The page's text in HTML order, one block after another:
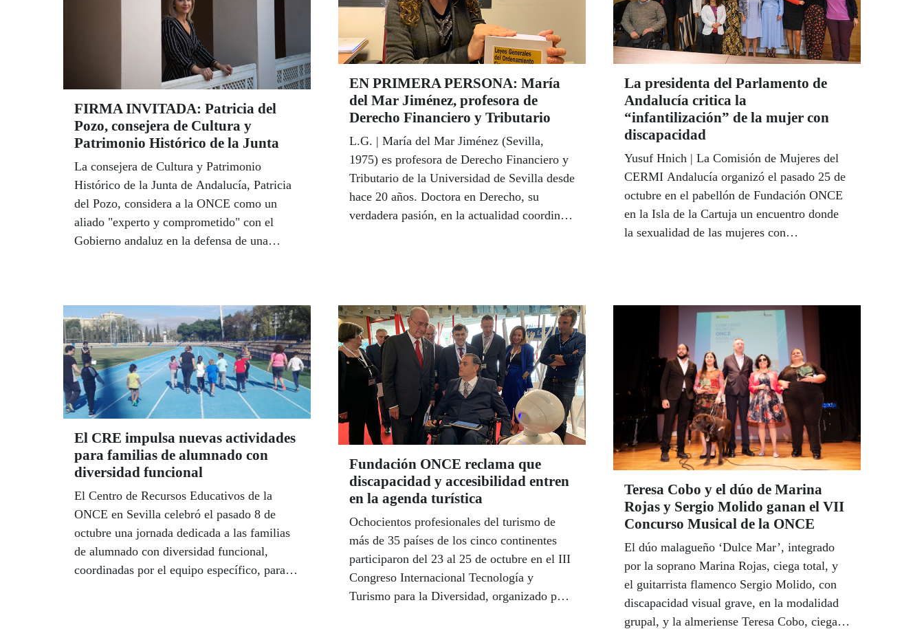
talentos musicales.
que pone en juego un premio de once
millones de euros y once premios de un
millón y además de once premios de
111.000 euros, entre otros muchos que
suman más de 43 millones de euros en
premios.
FIRMA INVITADA: Patricia del
Pozo, consejera de Cultura y
Patrimonio Histórico de la Junta
La consejera de Cultura y Patrimonio
Histórico de la Junta de Andalucía, Patricia
del Pozo, considera a la ONCE como un
aliado "experto y comprometido" con el
Gobierno andaluz en la defensa de una
el acceso universal a la cultura pero lanza un
mensaje de confianza porque considera que
las artes, las letras y las músicas "son el
impulso para construir una sociedad más
inclusiva, creativa y sostenible".
EN PRIMERA PERSONA: María
del Mar Jiménez, profesora de
Derecho Financiero y Tributario
L.G. | María del Mar Jiménez (Sevilla,
1975) es profesora de Derecho Financiero y
Tributario de la Universidad de Sevilla desde
hace 20 años. Doctora en Derecho, su
verdadera pasión, en la actualidad coordina
años, sus alumnos se sorprenden el primer
día, los diez primeros minutos, poco más. Su
contundencia, energía y vitalidad despeja
cualquier duda entre los estudiantes, de los
que ella se declara muy, muy orgullosa.
“Tengo una voluntad de hierro”, sostiene.
La presidenta del Parlamento de
Andalucía critica la
“infantilización” de la mujer con
discapacidad
Yusuf Hnich | La Comisión de Mujeres del
CERMI Andalucía organizó el pasado 25 de
octubre en el pabellón de Fundación ONCE
en la Isla de la Cartuja un encuentro donde
la sexualidad de las mujeres con
La presidenta del Parlamento de Andalucía,
Marta Bosquet, que inauguró la jornada,
criticó la “infantilización” de la mujer con
discapacidad.
El CRE impulsa nuevas actividades
para familias de alumnado con
diversidad funcional
El Centro de Recursos Educativos de la
ONCE en Sevilla celebró el pasado 8 de
octubre una jornada dedicada a las familias
de alumnado con diversidad funcional,
coordinadas por el equipo específico, para
Fundación ONCE reclama que
discapacidad y accesibilidad entren
en la agenda turística
Ochocientos profesionales del turismo de
más de 35 países de los cinco continentes
participaron del 23 al 25 de octubre en el III
Congreso Internacional Tecnología y
Turismo para la Diversidad, organizado por
Teresa Cobo y el dúo de Marina
Rojas y Sergio Molido ganan el VII
Concurso Musical de la ONCE
El dúo malagueño ‘Dulce Mar’, integrado
por la soprano Marina Rojas, ciega total, y
el guitarrista flamenco Sergio Molido, con
discapacidad visual grave, en la modalidad
grupal, y la almeriense Teresa Cobo, ciega